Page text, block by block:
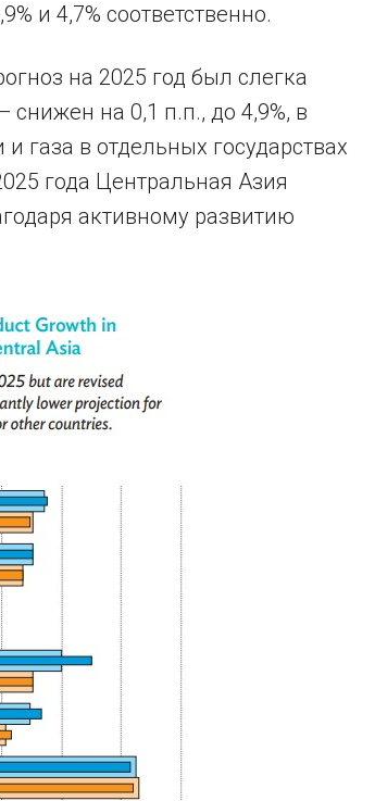
и 4,7% соответственно.
на 2025 год был слегка
снижен на 0,1 п.п., до 4,9%, в
газа в отдельных государствах
года Центральная Азия
активному развитию